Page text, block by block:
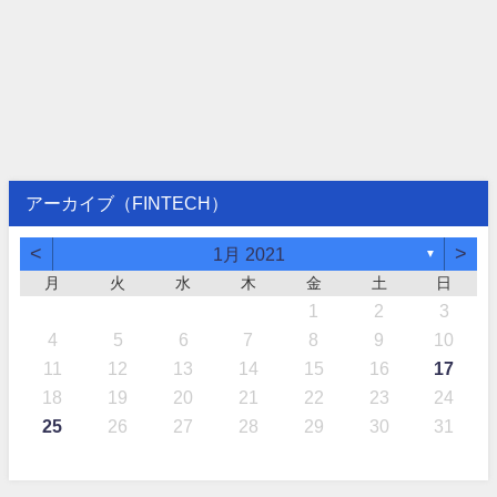
アーカイブ（FINTECH）
< 1月 2021 ▼ >
月 火 水 木 金 土 日
1 2
3
4
5 6 7 8 9
10
11
12 13 14 15 16
17
18
19 20 21 22 23
24
25
26 27 28 29 30 31